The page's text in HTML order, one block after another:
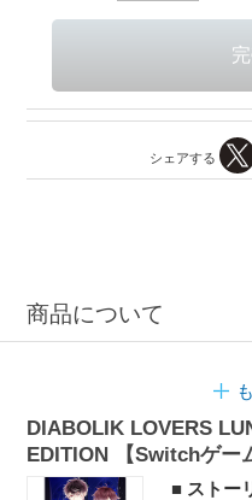
シェアする
商品について
DIABOLIK LOVERS
EDITION 【Switchゲー
■ ストー